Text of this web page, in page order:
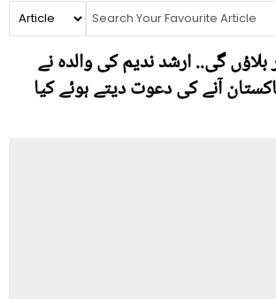
بلاؤں گی.. ارشد ندیم کی والدہ نے
آنے کی دعوت دیتے ہوئے کیا